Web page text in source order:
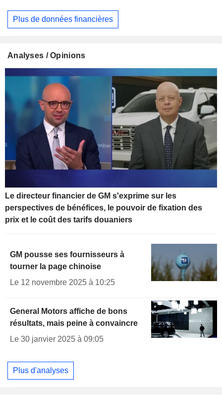
Plus de données financières
Analyses / Opinions
Le directeur financier de GM s'exprime sur les
perspectives de bénéfices, le pouvoir de fixation des
prix et le coût des tarifs douaniers
GM pousse ses fournisseurs à
tourner la page chinoise
Le 12 novembre 2025 à 10:25
General Motors affiche de bons
résultats, mais peine à convaincre
Le 30 janvier 2025 à 09:05
Plus d'analyses